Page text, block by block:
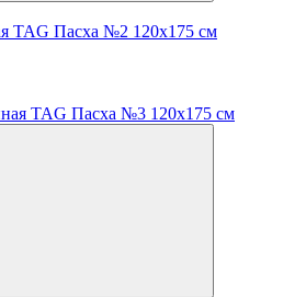
TAG Пасха №2 120x175 см